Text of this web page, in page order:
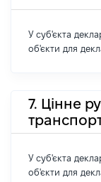
У суб'єкта
об'єкти для
7. Цінне
У суб'єкта
об'єкти для